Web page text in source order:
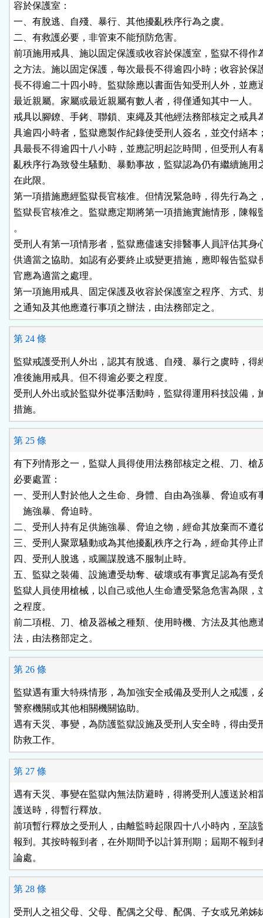
容於保護室：
一、有脫逃、自殘、暴行、其他擾亂秩序行為之虞。
二、有救護必要，非管束不能預防危害。
前項施用戒具、施以固定保護或收容於保護室，監獄不得作
之方法。施以固定保護，每次最長不得逾四小時；收容於保
長不得逾二十四小時。監獄除應以書面告知受刑人外，並應
最近親屬。家屬或最近親屬有數人者，得僅通知其中一人。
戒具以腳鐐、手銬、聯鎖、束繩及其他經法務部核定之戒具
具逾四小時者，監獄應製作紀錄使受刑人簽名，並交付繕本
具最長不得逾四十八小時，並應記明起訖時間，但受刑人有
亂秩序行為致發生騷動、暴動事故，監獄認為仍有繼續施用
在此限。
第一項措施應經監獄長官核准。但情況緊急時，得先行為之
監獄長官核准之。監獄應定期將第一項措施實施情形，陳報
。
受刑人有第一項情形者，監獄應儘速安排醫事人員評估其身
供適當之協助。如認有必要終止或變更措施，應即報告監獄
官應為適當之處理。
第一項施用戒具、固定保護及收容於保護室之程序、方式、
之通知及其他應遵行事項之辦法，由法務部定之。
第 24 條
監獄戒護受刑人外出，認其有脫逃、自殘、暴行之虞時，得
准後施用戒具。但不得逾必要之程度。
受刑人外出或於監獄外從事活動時，監獄得運用科技設備，
措施。
第 25 條
有下列情形之一，監獄人員得使用法務部核定之棍、刀、槍
必要處置：
一、受刑人對於他人之生命、身體、自由為強暴、脅迫或有
    施強暴、脅迫時。
二、受刑人持有足供施強暴、脅迫之物，經命其放棄而不遵
三、受刑人聚眾騷動或為其他擾亂秩序之行為，經命其停止
四、受刑人脫逃，或圖謀脫逃不服制止時。
五、監獄之裝備、設施遭受劫奪、破壞或有事實足認為有受
監獄人員使用槍械，以自己或他人生命遭受緊急危害為限，
之程度。
前二項棍、刀、槍及器械之種類、使用時機、方法及其他應
法，由法務部定之。
第 26 條
監獄遇有重大特殊情形，為加強安全戒備及受刑人之戒護，
警察機關或其他相關機關協助。
遇有天災、事變，為防護監獄設施及受刑人安全時，得由受
防救工作。
第 27 條
遇有天災、事變在監獄內無法防避時，得將受刑人護送於相
護送時，得暫行釋放。
前項暫行釋放之受刑人，由離監時起限四十八小時內，至該
報到。其按時報到者，在外期間予以計算刑期；屆期不報到
論處。
第 28 條
受刑人之祖父母、父母、配偶之父母、配偶、子女或兄弟姊